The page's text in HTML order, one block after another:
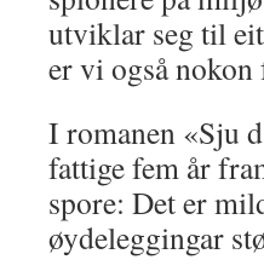
utviklar seg til
er vi også
I romanen «Sju
fattige fem år
spore: Det er
øydeleggingar